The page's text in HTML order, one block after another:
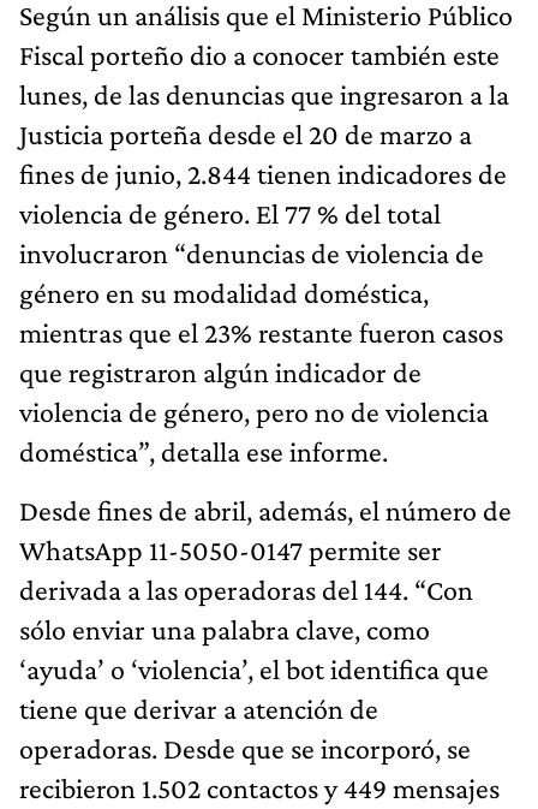
Según un análisis que el Ministerio Público
Fiscal porteño dio a conocer también este
lunes, de las denuncias que ingresaron a la
Justicia porteña desde el 20 de marzo a
fines de junio, 2.844 tienen indicadores de
violencia de género. El 77 % del total
involucraron “denuncias de violencia de
género en su modalidad doméstica,
mientras que el 23% restante fueron casos
que registraron algún indicador de
violencia de género, pero no de violencia
doméstica”, detalla ese informe.
Desde fines de abril, además, el número de
WhatsApp 11-5050-0147 permite ser
derivada a las operadoras del 144. “Con
sólo enviar una palabra clave, como
‘ayuda’ o ‘violencia’, el bot identifica que
tiene que derivar a atención de
operadoras. Desde que se incorporó, se
recibieron 1.502 contactos y 449 mensajes